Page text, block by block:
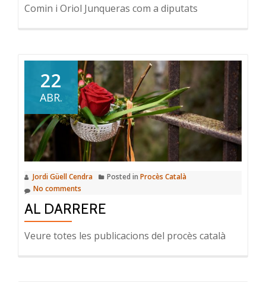
Comin i Oriol Junqueras com a diputats
22
ABR.
Jordi Güell Cendra Posted in Procès Català
No comments
AL DARRERE
Veure totes les publicacions del procès català